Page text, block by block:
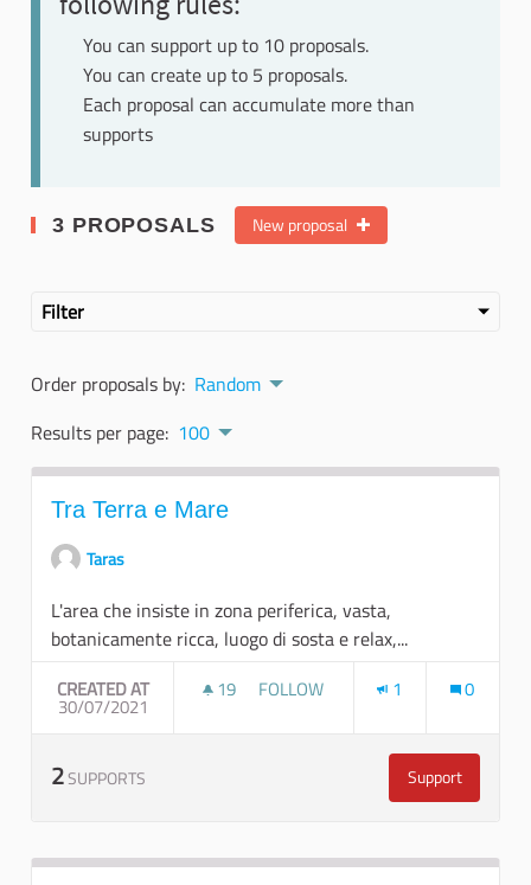
You can support up to 10 proposals.
You can create up to 5 proposals.
Each proposal can accumulate more than
supports
3 PROPOSALS New proposal
Filter
Order proposals by: Random
Results per page: 100
Tra Terra e Mare
Taras
L'area che insiste in zona periferica, vasta,
botanicamente ricca, luogo di sosta e relax,...
CREATED AT
30/07/2021
19 19 FOLLOWERS
FOLLOW 1 0
2SUPPORTS Support
Tra Terra e